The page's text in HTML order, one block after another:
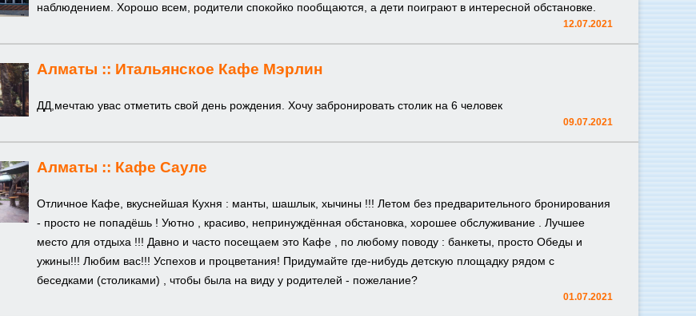
наблюдением. Хорошо всем, родители спокойко пообщаются, а дети поиграют в интересной обстановке.
12.07.2021
Алматы :: Итальянское Кафе Мэрлин
ДД,мечтаю увас отметить свой день рождения. Хочу забронировать столик на 6 человек
09.07.2021
Алматы :: Кафе Сауле
Отличное Кафе, вкуснейшая Кухня : манты, шашлык, хычины !!! Летом без предварительного бронирования
- просто не попадёшь ! Уютно , красиво, непринуждённая обстановка, хорошее обслуживание . Лучшее
место для отдыха !!! Давно и часто посещаем это Кафе , по любому поводу : банкеты, просто Обеды и
ужины!!! Любим вас!!! Успехов и процветания! Придумайте где-нибудь детскую площадку рядом с
беседками (столиками) , чтобы была на виду у родителей - пожелание?
01.07.2021